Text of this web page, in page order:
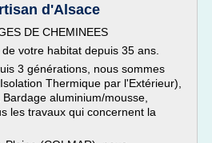
d'Alsace
DE CHEMINEES
votre habitat depuis 35 ans.
3 générations, nous sommes
Thermique par l'Extérieur),
aluminium/mousse,
les travaux qui concernent la